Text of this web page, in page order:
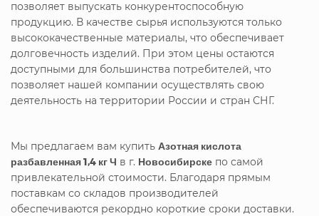
позволяет выпускать конкурентоспособную
продукцию. В качестве сырья используются только
высококачественные материалы, что обеспечивает
долговечность изделий. При этом цены остаются
доступными для большинства потребителей, что
позволяет нашей компании осуществлять свою
деятельность на территории России и стран СНГ.
Мы предлагаем вам купить Азотная кислота
разбавленная 1,4 кг Ч в г. Новосибирске по самой
привлекательной стоимости. Благодаря прямым
поставкам со складов производителей
обеспечиваются рекордно короткие сроки доставки.